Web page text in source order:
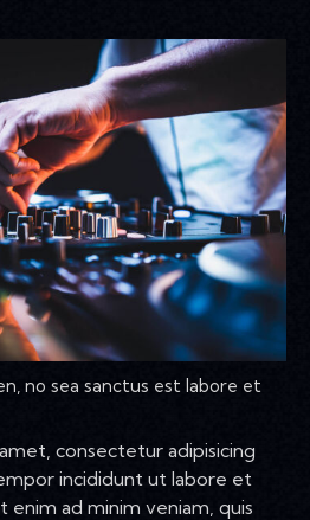
no sea sanctus est labore et
consectetur adipisicing
incididunt ut labore et
enim ad minim veniam, quis